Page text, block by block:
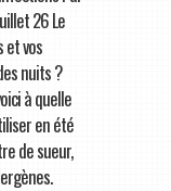
26 Le
et vos
nuits ?
à quelle
en été
de sueur,